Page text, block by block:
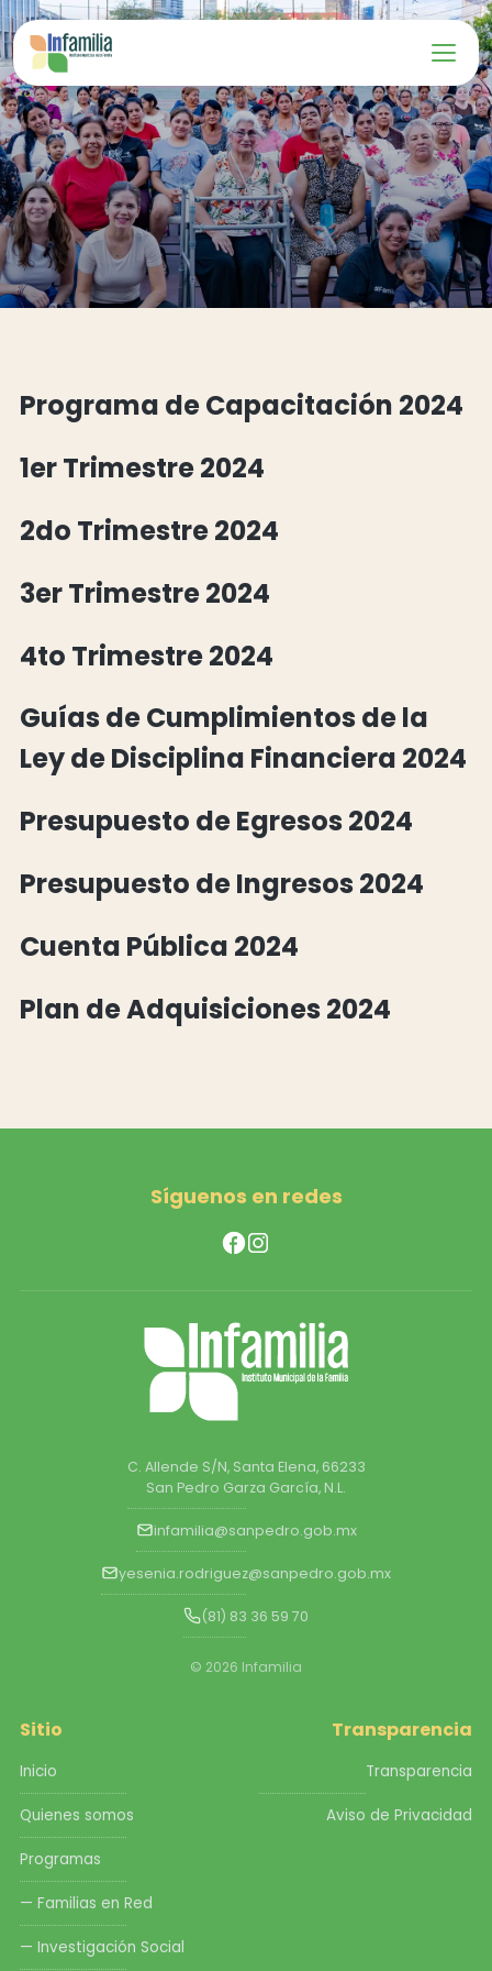
Programa de Capacitación 2024
1er Trimestre 2024
2do Trimestre 2024
3er Trimestre 2024
4to Trimestre 2024
Guías de Cumplimientos de la
Ley de Disciplina Financiera 2024
Presupuesto de Egresos 2024
Presupuesto de Ingresos 2024
Cuenta Pública 2024
Plan de Adquisiciones 2024
Síguenos en redes
C. Allende S/N, Santa Elena, 66233
San Pedro Garza García, N.L.
infamilia@sanpedro.gob.mx
yesenia.rodriguez@sanpedro.gob.mx
(81) 83 36 59 70
© 2026 Infamilia
Sitio
Inicio
Quienes somos
Programas
— Familias en Red
— Investigación Social
Transparencia
Transparencia
Aviso de Privacidad